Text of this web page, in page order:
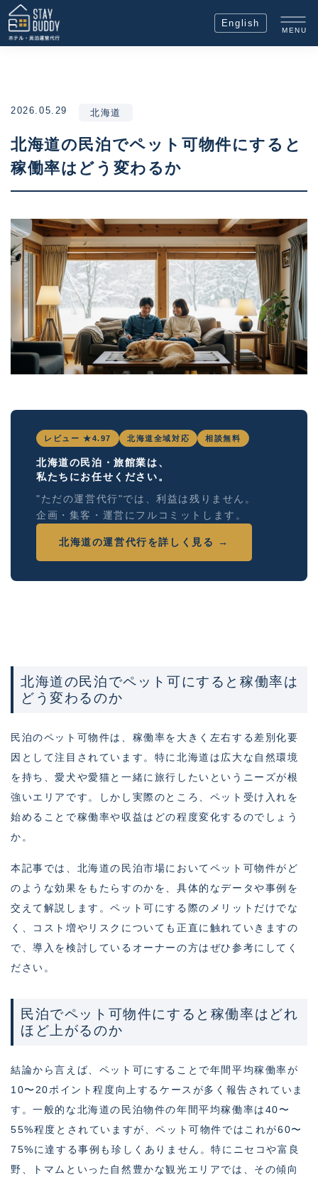
English
MENU
2026.05.29 北海道
北海道の民泊でペット可物件にすると
稼働率はどう変わるか
レビュー ★4.97 北海道全域対応 相談無料
北海道の民泊・旅館業は、
私たちにお任せください。
"ただの運営代行"では、利益は残りません。
企画・集客・運営にフルコミットします。
北海道の運営代行を詳しく見る →
北海道の民泊でペット可にすると稼働率は
どう変わるのか
民泊のペット可物件は、稼働率を大きく左右する差別化要
因として注目されています。特に北海道は広大な自然環境
を持ち、愛犬や愛猫と一緒に旅行したいというニーズが根
強いエリアです。しかし実際のところ、ペット受け入れを
始めることで稼働率や収益はどの程度変化するのでしょう
か。
本記事では、北海道の民泊市場においてペット可物件がど
のような効果をもたらすのかを、具体的なデータや事例を
交えて解説します。ペット可にする際のメリットだけでな
く、コスト増やリスクについても正直に触れていきますの
で、導入を検討しているオーナーの方はぜひ参考にしてく
ださい。
民泊でペット可物件にすると稼働率はどれ
ほど上がるのか
結論から言えば、ペット可にすることで年間平均稼働率が
10〜20ポイント程度向上するケースが多く報告されていま
す。一般的な北海道の民泊物件の年間平均稼働率は40〜
55%程度とされていますが、ペット可物件ではこれが60〜
75%に達する事例も珍しくありません。特にニセコや富良
野、トマムといった自然豊かな観光エリアでは、その傾向